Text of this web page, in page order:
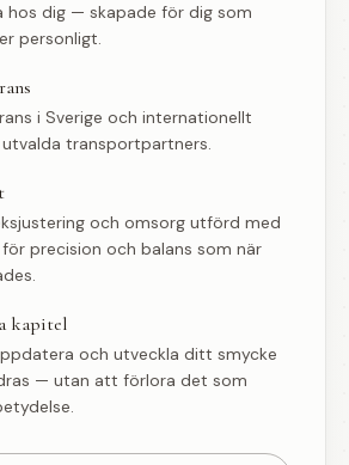
hos dig — skapade för dig som
personligt.
i Sverige och internationellt
transportpartners.
och omsorg utförd med
precision och balans som när
kapitel
och utveckla ditt smycke
— utan att förlora det som